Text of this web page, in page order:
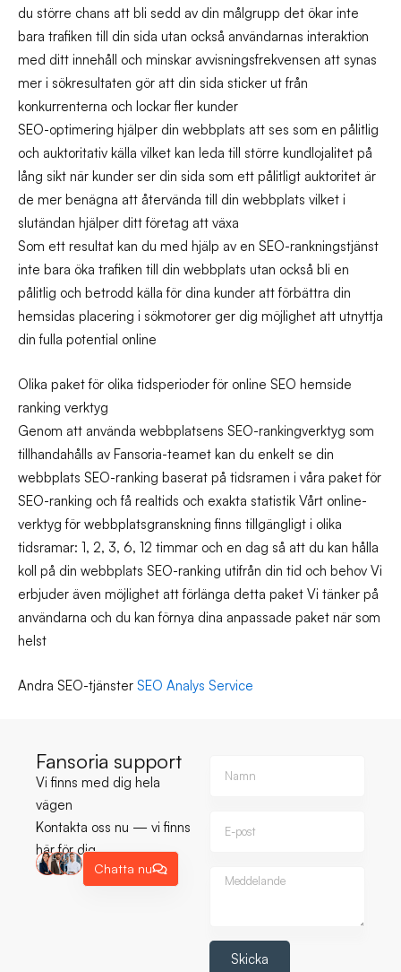
du större chans att bli sedd av din målgrupp det ökar inte
bara trafiken till din sida utan också användarnas interaktion
med ditt innehåll och minskar avvisningsfrekvensen att synas
mer i sökresultaten gör att din sida sticker ut från
konkurrenterna och lockar fler kunder
SEO-optimering hjälper din webbplats att ses som en pålitlig
och auktoritativ källa vilket kan leda till större kundlojalitet på
lång sikt när kunder ser din sida som ett pålitligt auktoritet är
de mer benägna att återvända till din webbplats vilket i
slutändan hjälper ditt företag att växa
Som ett resultat kan du med hjälp av en SEO-rankningstjänst
inte bara öka trafiken till din webbplats utan också bli en
pålitlig och betrodd källa för dina kunder att förbättra din
hemsidas placering i sökmotorer ger dig möjlighet att utnyttja
din fulla potential online
Olika paket för olika tidsperioder för online SEO hemside
ranking verktyg
Genom att använda webbplatsens SEO-rankingverktyg som
tillhandahålls av Fansoria-teamet kan du enkelt se din
webbplats SEO-ranking baserat på tidsramen i våra paket för
SEO-ranking och få realtids och exakta statistik Vårt online-
verktyg för webbplatsgranskning finns tillgängligt i olika
tidsramar: 1, 2, 3, 6, 12 timmar och en dag så att du kan hålla
koll på din webbplats SEO-ranking utifrån din tid och behov Vi
erbjuder även möjlighet att förlänga detta paket Vi tänker på
användarna och du kan förnya dina anpassade paket när som
helst
Andra SEO-tjänster SEO Analys Service
Fansoria support
Vi finns med dig hela
vägen
Kontakta oss nu — vi finns
här för dig
Chatta nu
e
Skicka